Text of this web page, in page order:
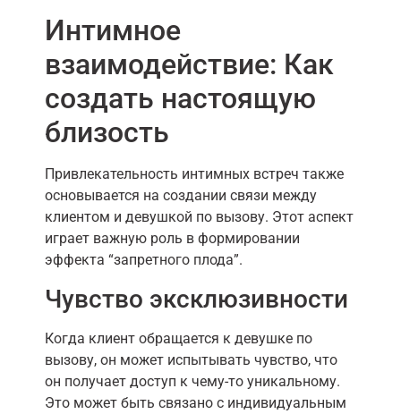
Интимное
взаимодействие: Как
создать настоящую
близость
Привлекательность интимных встреч также
основывается на создании связи между
клиентом и девушкой по вызову. Этот аспект
играет важную роль в формировании
эффекта “запретного плода”.
Чувство эксклюзивности
Когда клиент обращается к девушке по
вызову, он может испытывать чувство, что
он получает доступ к чему-то уникальному.
Это может быть связано с индивидуальным